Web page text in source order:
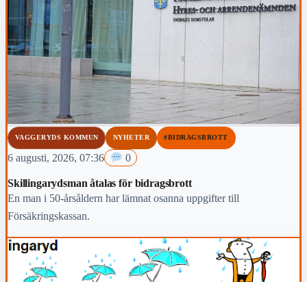
VAGGERYDS KOMMUN NYHETER #BIDRAGSBROTT
6 augusti, 2026, 07:36 0
Skillingarydsman åtalas för bidragsbrott
En man i 50-årsåldern har lämnat osanna uppgifter till
Försäkringskassan.